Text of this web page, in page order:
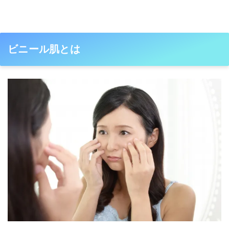
ビニール肌とは